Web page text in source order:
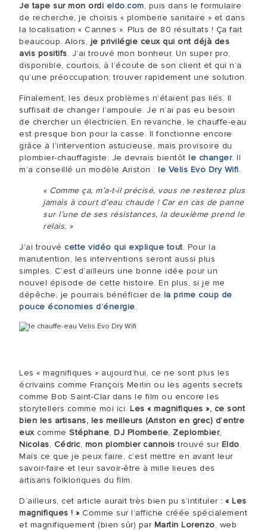
Je tape sur mon ordi eldo.com, puis dans le formulaire
de recherche, je choisis « plomberie sanitaire » et dans
la localisation « Cannes ». Plus de 80 résultats ! Ça fait
beaucoup. Alors, je privilégie ceux qui ont déjà des
avis positifs. J’ai trouvé mon bonheur. Un super pro,
disponible, courtois, à l’écoute de son client et qui n’a
qu’une préoccupation, trouver rapidement une solution.
Finalement, les deux problèmes n’étaient pas liés. Il
suffisait de changer l’ampoule. Je n’ai pas eu besoin
de chercher un électricien. En revanche, le chauffe-eau
est presque bon pour la casse. Il fonctionne encore
grâce à l’intervention astucieuse, mais provisoire du
plombier-chauffagiste. Je devrais bientôt le changer. Il
m’a conseillé un modèle Ariston : le Velis Evo Dry Wifi.
« Comme ça, m’a-t-il précisé, vous ne resterez plus
jamais à court d’eau chaude ! Car en cas de panne
sur l’une de ses résistances, la deuxième prend le
relais. »
J’ai trouvé cette vidéo qui explique tout. Pour la
manutention, les interventions seront aussi plus
simples. C’est d’ailleurs une bonne idée pour un
nouvel épisode de cette histoire. En plus, si je me
dépêche, je pourrais bénéficier de la prime coup de
pouce économies d’énergie.
Les « magnifiques » aujourd’hui, ce ne sont plus les
écrivains comme François Merlin ou les agents secrets
comme Bob Saint-Clar dans le film ou encore les
storytellers comme moi ici. Les « magnifiques », ce sont
bien les artisans, les meilleurs (Ariston en grec) d’entre
euxcomme Stéphane, DJ Plomberie, Zeplombier,
Nicolas, Cédric, mon plombier cannois trouvé sur Eldo.
Mais ce que je peux faire, c’est mettre en avant leur
savoir-faire et leur savoir-être à mille lieues des
artisans folkloriques du film.
D’ailleurs, cet article aurait très bien pu s’intituler : « Les
magnifiques ! »Comme sur l’affiche créée spécialement
et magnifiquement (bien sûr) par Martin Lorenzo, web